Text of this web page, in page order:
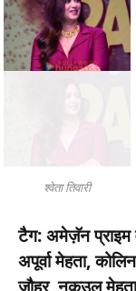
श्वेता तिवारी
टैग:अमेज़ॅन प्राइम
अपूर्वा मेहता,
जौहर, नकुउल